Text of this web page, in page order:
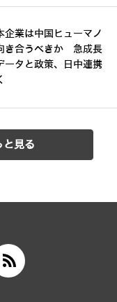
企業は中国ヒューマノ
き合うべきか 急成長
ータと政策、日中連携
と見る